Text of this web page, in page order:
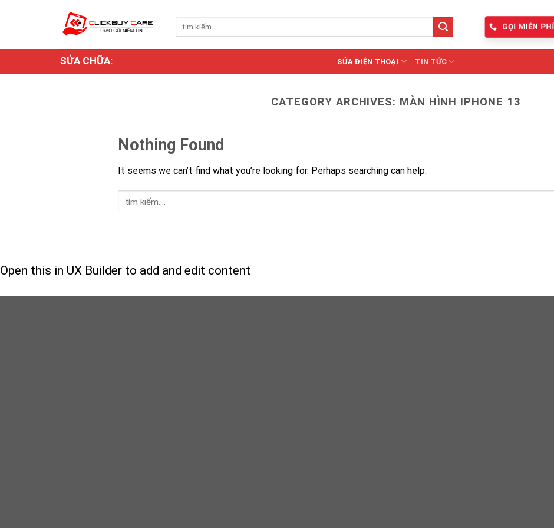
GỌI MIỄN PHÍ
SỬA CHỮA: SỬA ĐIỆN THOẠI TIN TỨC
CATEGORY ARCHIVES: MÀN HÌNH IPHONE 13
Nothing Found
It seems we can’t find what you’re looking for. Perhaps searching can help.
Open this in UX Builder to add and edit content